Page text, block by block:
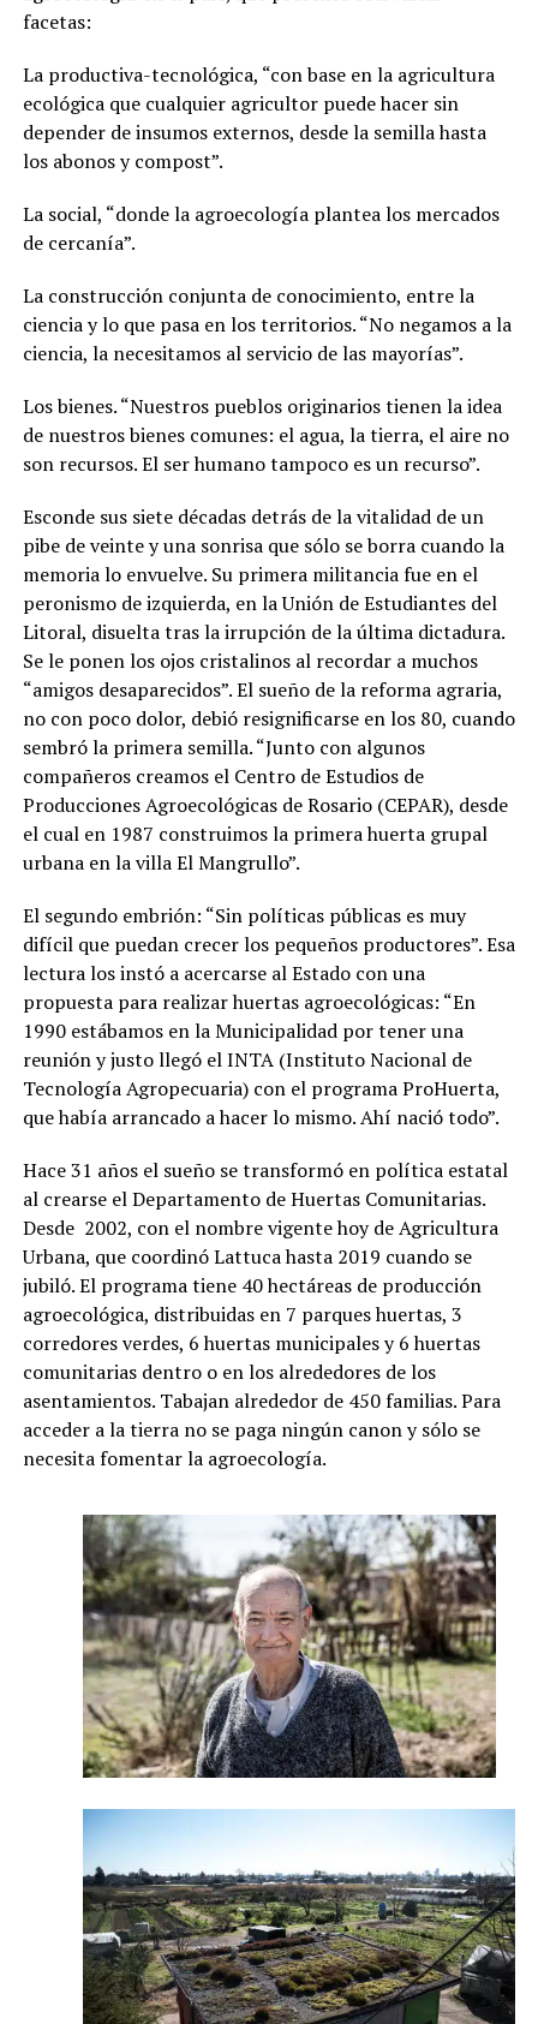
facetas:
La productiva-tecnológica, “con base en la agricultura
ecológica que cualquier agricultor puede hacer sin
depender de insumos externos, desde la semilla hasta
los abonos y compost”.
La social, “donde la agroecología plantea los mercados
de cercanía”.
La construcción conjunta de conocimiento, entre la
ciencia y lo que pasa en los territorios. “No negamos a la
ciencia, la necesitamos al servicio de las mayorías”.
Los bienes. “Nuestros pueblos originarios tienen la idea
de nuestros bienes comunes: el agua, la tierra, el aire no
son recursos. El ser humano tampoco es un recurso”.
Esconde sus siete décadas detrás de la vitalidad de un
pibe de veinte y una sonrisa que sólo se borra cuando la
memoria lo envuelve. Su primera militancia fue en el
peronismo de izquierda, en la Unión de Estudiantes del
Litoral, disuelta tras la irrupción de la última dictadura.
Se le ponen los ojos cristalinos al recordar a muchos
“amigos desaparecidos”. El sueño de la reforma agraria,
no con poco dolor, debió resignificarse en los 80, cuando
sembró la primera semilla. “Junto con algunos
compañeros creamos el Centro de Estudios de
Producciones Agroecológicas de Rosario (CEPAR), desde
el cual en 1987 construimos la primera huerta grupal
urbana en la villa El Mangrullo”.
El segundo embrión: “Sin políticas públicas es muy
difícil que puedan crecer los pequeños productores”. Esa
lectura los instó a acercarse al Estado con una
propuesta para realizar huertas agroecológicas: “En
1990 estábamos en la Municipalidad por tener una
reunión y justo llegó el INTA (Instituto Nacional de
Tecnología Agropecuaria) con el programa ProHuerta,
que había arrancado a hacer lo mismo. Ahí nació todo”.
Hace 31 años el sueño se transformó en política estatal
al crearse el Departamento de Huertas Comunitarias.
Desde 2002, con el nombre vigente hoy de Agricultura
Urbana, que coordinó Lattuca hasta 2019 cuando se
jubiló. El programa tiene 40 hectáreas de producción
agroecológica, distribuidas en 7 parques huertas, 3
corredores verdes, 6 huertas municipales y 6 huertas
comunitarias dentro o en los alrededores de los
asentamientos. Tabajan alrededor de 450 familias. Para
acceder a la tierra no se paga ningún canon y sólo se
necesita fomentar la agroecología.